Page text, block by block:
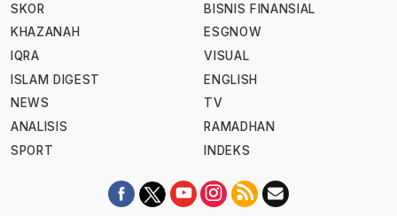
SKOR
KHAZANAH
IQRA
ISLAM DIGEST
NEWS
ANALISIS
SPORT
BISNIS FINANSIAL
ESGNOW
VISUAL
ENGLISH
TV
RAMADHAN
INDEKS